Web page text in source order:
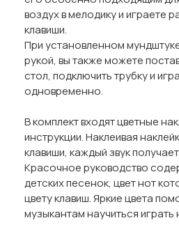
воздух в мелодику и играете
клавиши.
При установленном
рукой, вы также можете
стол, подключить трубку и
одновременно.
В комплект входят цветные
инструкции. Наклеивая
клавиши, каждый звук
Красочное руководство
детских песенок, цвет нот
цвету клавиш. Яркие цвета
музыкантам научиться играть